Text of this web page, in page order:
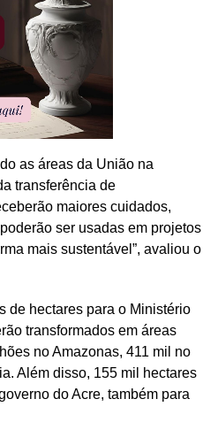
as áreas da União na
transferência de
maiores cuidados,
ser usadas em projetos
mais sustentável”, avaliou o
de hectares para o Ministério
transformados em áreas
no Amazonas, 411 mil no
Além disso, 155 mil hectares
do Acre, também para